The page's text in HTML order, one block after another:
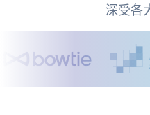
深受各